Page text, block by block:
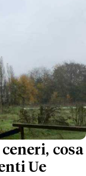
cosa
Ue